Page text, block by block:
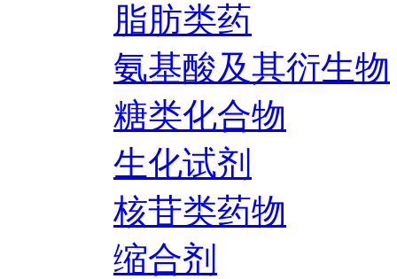
脂肪类药
氨基酸及其衍生物
糖类化合物
生化试剂
核苷类药物
缩合剂